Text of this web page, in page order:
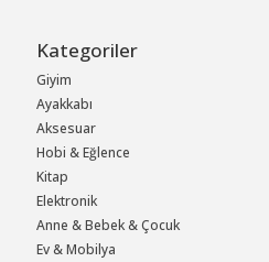
Kategoriler
Giyim
Ayakkabı
Aksesuar
Hobi & Eğlence
Kitap
Elektronik
Anne & Bebek & Çocuk
Ev & Mobilya